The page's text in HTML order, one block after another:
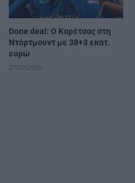
Done deal: Ο Καρέτσας στη
Ντόρτμουντ με 38+3 εκατ.
ευρώ
27/07/2026